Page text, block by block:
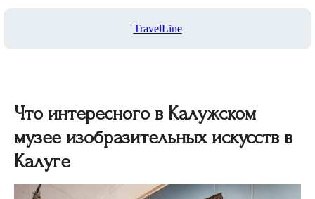
TravelLine
Что интересного в Калужском
музее изобразительных искусств в
Калуге